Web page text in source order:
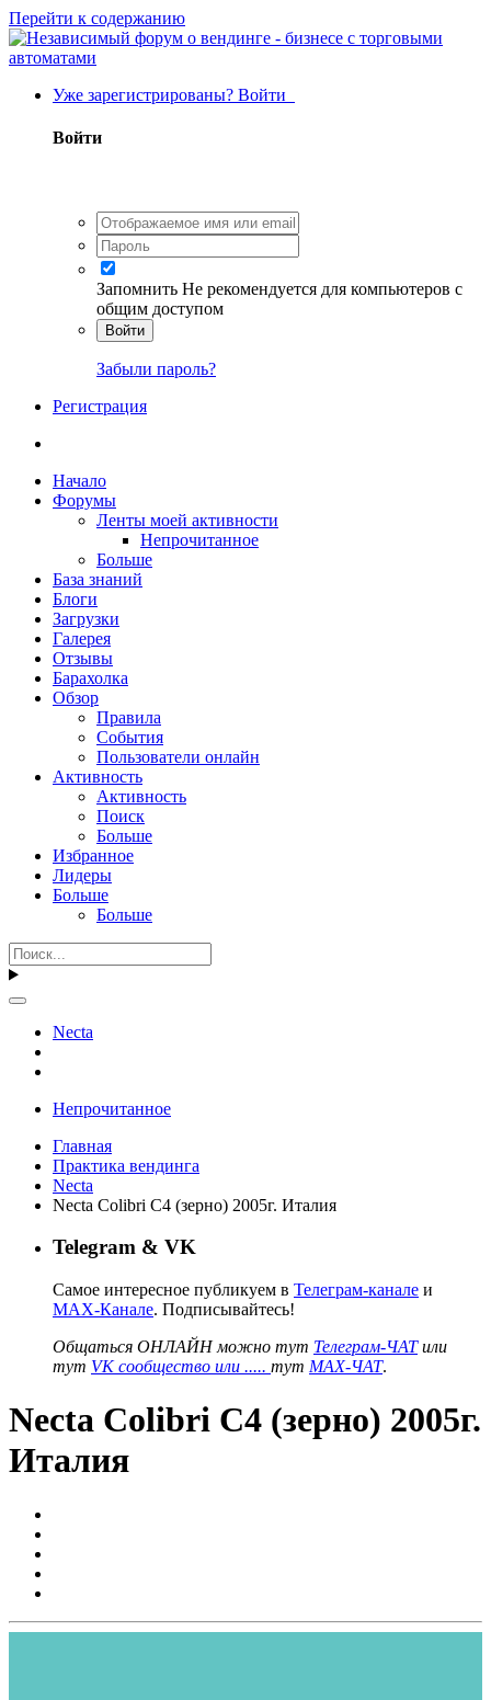
Перейти к содержанию
Уже зарегистрированы? Войти
Войти
Запомнить Не рекомендуется для компьютеров с
общим доступом
Войти
Забыли пароль?
Регистрация
Начало
Форумы
Ленты моей активности
Непрочитанное
Больше
База знаний
Блоги
Загрузки
Галерея
Отзывы
Барахолка
Обзор
Правила
События
Пользователи онлайн
Активность
Активность
Поиск
Больше
Избранное
Лидеры
Больше
Больше
Necta
Непрочитанное
Главная
Практика вендинга
Necta
Nеctа Colibri C4 (зерно) 2005г. Италия
Telegram & VK
Самое интересное публикуем в Телеграм-канале и
MAX-Канале. Подписывайтесь!
Общаться ОНЛАЙН можно тут Телеграм-ЧАТили
тут VK сообщество или ..... тут MAX-ЧАТ.
Nеctа Colibri C4 (зерно) 2005г.
Италия